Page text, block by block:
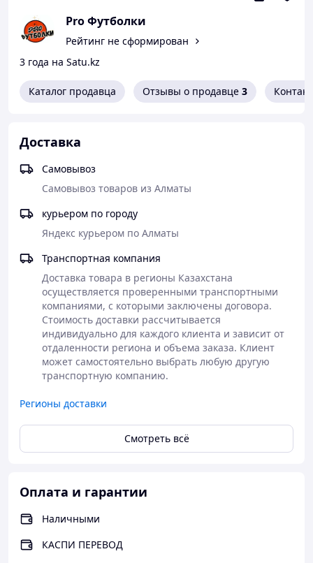
В наличии есть все базовые цвета!
Pro Футболки
Рейтинг не сформирован
3 года на Satu.kz
Каталог продавца Отзывы о продавце 3
Доставка
Самовывоз
Самовывоз товаров из Алматы
курьером по городу
Яндекс курьером по Алматы
Транспортная компания
Доставка товара в регионы Казахстана
осуществляется проверенными транспортными
компаниями, с которыми заключены договора.
Стоимость доставки рассчитывается
индивидуально для каждого клиента и зависит от
отдаленности региона и объема заказа. Клиент
может самостоятельно выбрать любую другую
транспортную компанию.
Регионы доставки
Смотреть всё
Оплата и гарантии
Наличными
КАСПИ ПЕРЕВОД